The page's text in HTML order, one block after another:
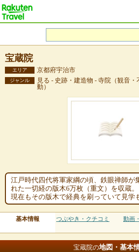
宝蔵院
エリア 京都府宇治市
ジャンル
見る - 史跡・建造物 - 寺院（観音・
動）
江戸時代四代将軍家綱の頃、鉄眼禅師が
れた一切経の版木6万枚（重文）を収蔵。
現在もその版木で経典を刷っていて見学
基本情報 つぶやき・クチコミ 動画
宝蔵院の地図・基本